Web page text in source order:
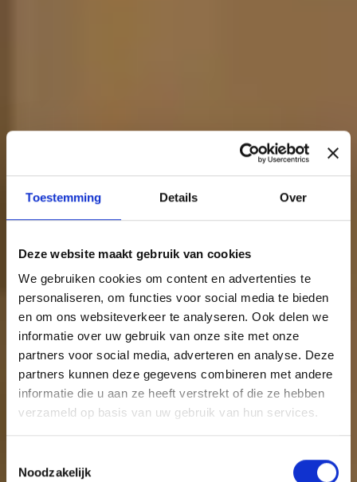
Toestemming Details Over
Deze website maakt gebruik van cookies
We gebruiken cookies om content en advertenties te
personaliseren, om functies voor social media te bieden
en om ons websiteverkeer te analyseren. Ook delen we
informatie over uw gebruik van onze site met onze
partners voor social media, adverteren en analyse. Deze
partners kunnen deze gegevens combineren met andere
informatie die u aan ze heeft verstrekt of die ze hebben
verzameld op basis van uw gebruik van hun services.
Noodzakelijk